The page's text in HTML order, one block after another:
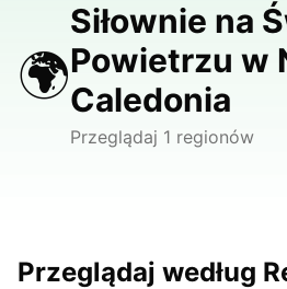
🌍
Siłownie na
Powietrzu w
Caledonia
Przeglądaj 1 regionów
Przeglądaj według